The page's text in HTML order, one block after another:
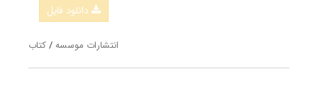
دانلود فایل
انتشارات موسسه/کتاب